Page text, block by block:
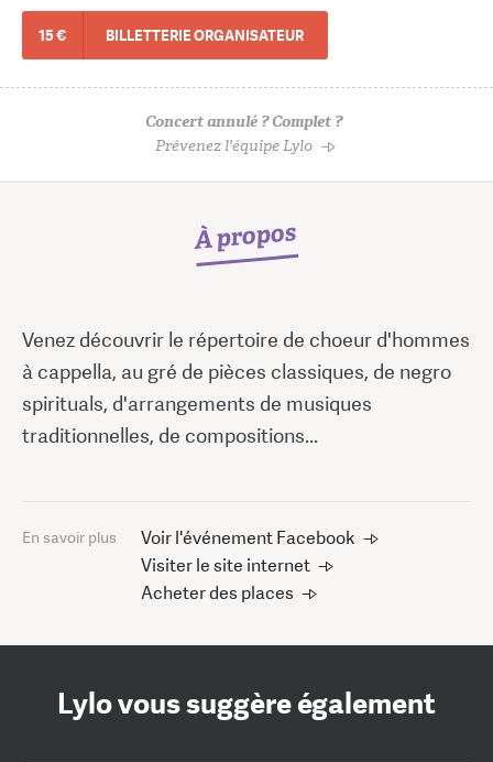
15 € BILLETTERIE ORGANISATEUR
Concert annulé ? Complet ?
Prévenez l'équipe Lylo
À propos
Venez découvrir le répertoire de choeur d'hommes
à cappella, au gré de pièces classiques, de negro
spirituals, d'arrangements de musiques
traditionnelles, de compositions...
En savoir plus
Voir l'événement Facebook
Visiter le site internet
Acheter des places
Lylo vous suggère également